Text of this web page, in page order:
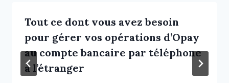
Tout ce dont vous avez besoin
pour gérer vos opérations d’Opay
au compte bancaire par téléphone
à l’étranger